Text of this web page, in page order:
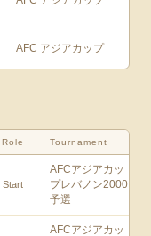
AFC アジアカップ
Role Tournament
Start
AFCアジアカッ
プレバノン2000
予選
AFCアジアカッ